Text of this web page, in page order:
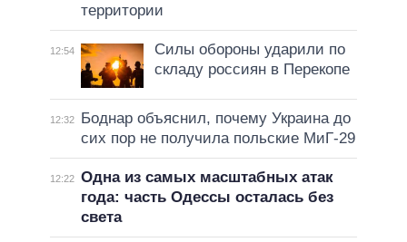
территории
12:54
Силы обороны ударили по
складу россиян в Перекопе
12:32
Боднар объяснил, почему Украина до
сих пор не получила польские МиГ-29
12:22 Одна из самых масштабных атак
года: часть Одессы осталась без
света